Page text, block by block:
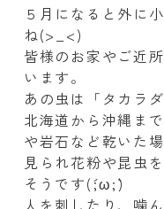
５月になると外に
ね(>_<)
皆様のお家やご近
います。
あの虫は「タカラ
北海道から沖縄ま
や岩石など乾いた
見られ花粉や昆虫
そうです(´;ω;`)
人を刺したり、噛